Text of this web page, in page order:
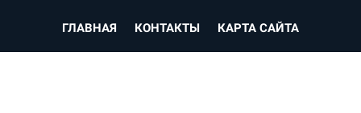
ГЛАВНАЯ КОНТАКТЫ КАРТА САЙТА